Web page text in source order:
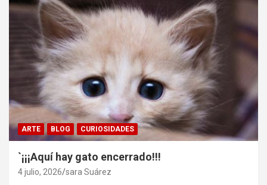
ARTE BLOG CURIOSIDADES
`¡¡¡Aquí hay gato encerrado!!!
4 julio, 2026 sara Suárez